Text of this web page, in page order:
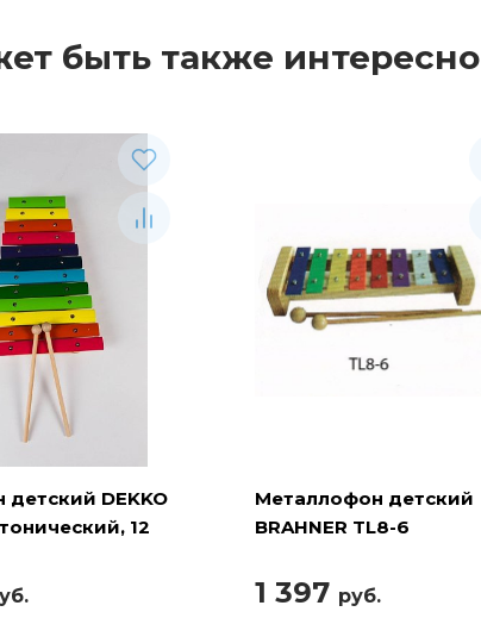
быть также интересно
DEKKO
12
Металлофон детский
BRAHNER TL8-6
1 397 руб.